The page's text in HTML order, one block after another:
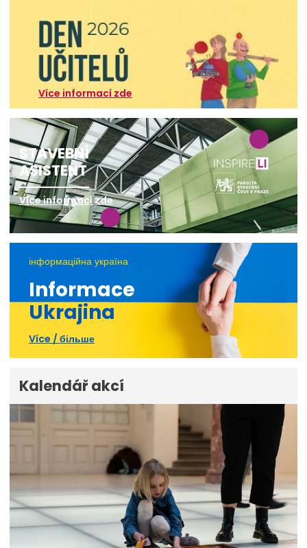
Více informací zde
STAVEBNÍ
ASISTENT
Více informací zde
інформаційна україна
Informace
Ukrajina
Více / більше
Kalendář akcí